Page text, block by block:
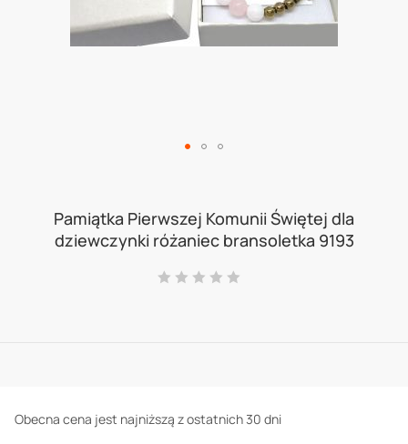
Pamiątka Pierwszej Komunii Świętej dla
dziewczynki różaniec bransoletka 9193
Ocena:
Obecna cena jest najniższą z ostatnich 30 dni